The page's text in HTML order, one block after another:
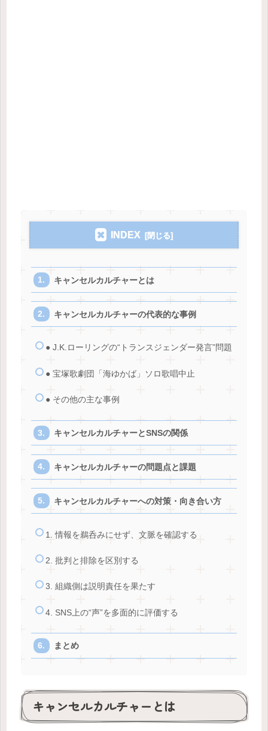
INDEX
キャンセルカルチャーとは
キャンセルカルチャーの代表的な事例
● J.K.ローリングの“トランスジェンダー発言”問題
● 宝塚歌劇団「海ゆかば」ソロ歌唱中止
● その他の主な事例
キャンセルカルチャーとSNSの関係
キャンセルカルチャーの問題点と課題
キャンセルカルチャーへの対策・向き合い方
1. 情報を鵜呑みにせず、文脈を確認する
2. 批判と排除を区別する
3. 組織側は説明責任を果たす
4. SNS上の“声”を多面的に評価する
まとめ
キャンセルカルチャーとは